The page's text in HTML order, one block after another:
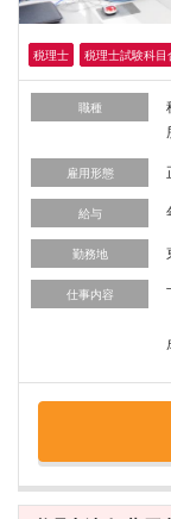
税理士 税理士試験科目
職種
雇用形態
給与
勤務地
仕事内容